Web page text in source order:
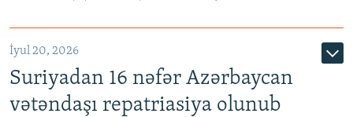
Auto
İyul 20, 2026
Suriyadan 16 nəfər Azərbaycan
vətəndaşı repatriasiya olunub